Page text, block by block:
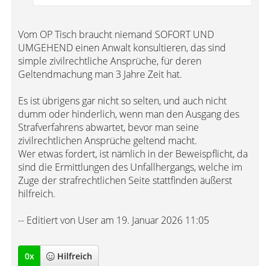
Vom OP Tisch braucht niemand SOFORT UND
UMGEHEND einen Anwalt konsultieren, das sind
simple zivilrechtliche Ansprüche, für deren
Geltendmachung man 3 Jahre Zeit hat.
Es ist übrigens gar nicht so selten, und auch nicht
dumm oder hinderlich, wenn man den Ausgang des
Strafverfahrens abwartet, bevor man seine
zivilrechtlichen Ansprüche geltend macht.
Wer etwas fordert, ist nämlich in der Beweispflicht, da
sind die Ermittlungen des Unfallhergangs, welche im
Zuge der strafrechtlichen Seite stattfinden äußerst
hilfreich.
-- Editiert von User am 19. Januar 2026 11:05
0x Hilfreich